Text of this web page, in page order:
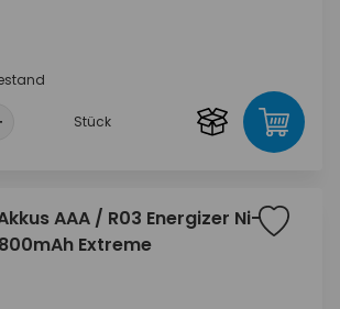
Stück
AAA / R03 Energizer Ni-
Extreme